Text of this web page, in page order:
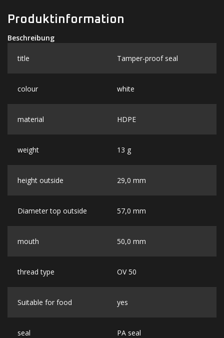
Produktinformation
Beschreibung
title Tamper-proof seal
colour white
material HDPE
weight 13 g
height outside 29,0 mm
Diameter top outside 57,0 mm
mouth 50,0 mm
thread type OV 50
Suitable for food yes
seal PA seal